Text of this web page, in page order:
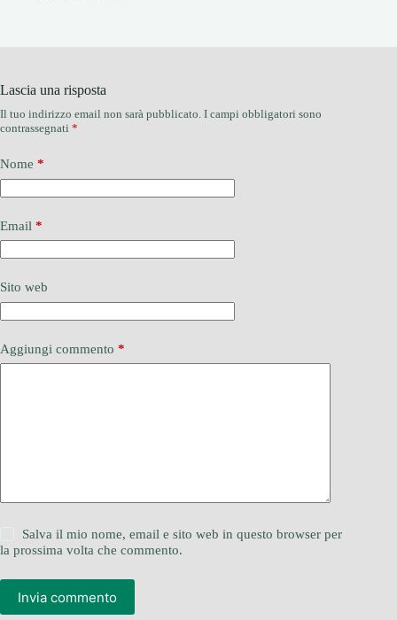
Lascia una risposta
Il tuo indirizzo email non sarà pubblicato. I campi obbligatori sono
contrassegnati *
Nome *
Email *
Sito web
Aggiungi commento *
Salva il mio nome, email e sito web in questo browser per
la prossima volta che commento.
Invia commento